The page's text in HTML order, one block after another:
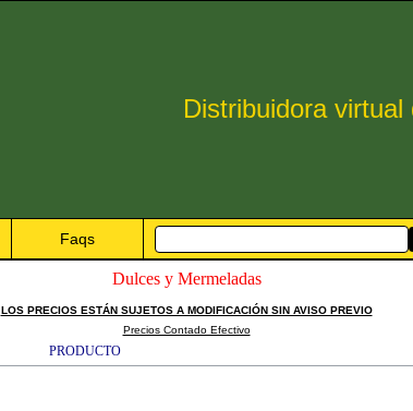
Distribuidora
Faqs
Dulces y Mermeladas
LOS PRECIOS ESTÁN SUJETOS A MODIFICACIÓN SIN AVISO PREVIO
Precios Contado Efectivo
PRODUCTO